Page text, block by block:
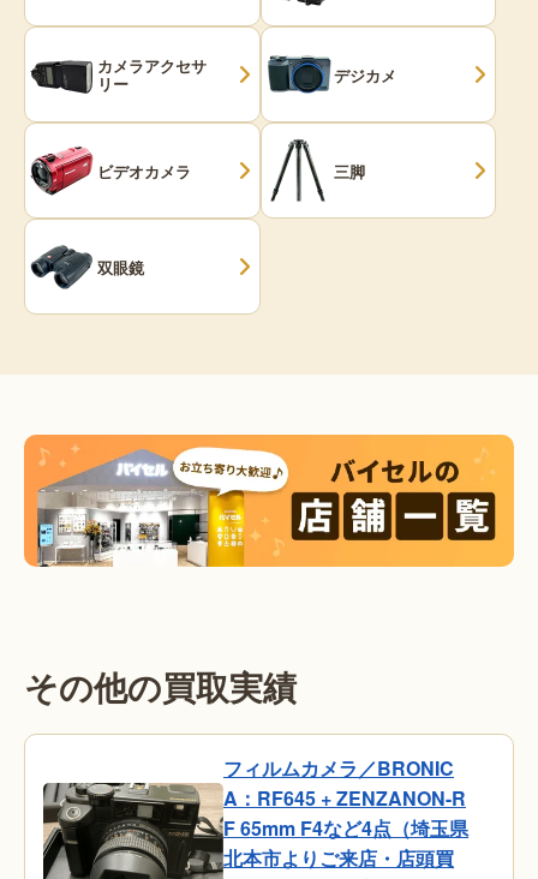
カメラアクセサ
リー デジカメ
ビデオカメラ 三脚
双眼鏡
その他の買取実績
フィルムカメラ／BRONIC
A：RF645 + ZENZANON-R
F 65mm F4など4点（埼玉県
北本市よりご来店・店頭買